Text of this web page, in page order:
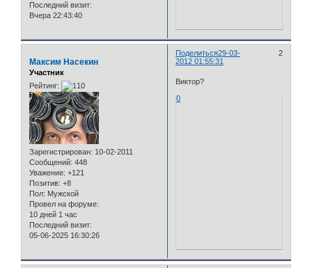
Последний визит:
Вчера 22:43:40
Поделиться 2
29-03-
2012 01:55:31
Максим Насекин
Участник
Рейтинг:
Зарегистрирован: 10-02-2011
Сообщений: 448
Уважение: +121
Позитив: +8
Пол: Мужской
Провел на форуме:
10 дней 1 час
Последний визит:
05-06-2025 16:30:26
Виктор?
0